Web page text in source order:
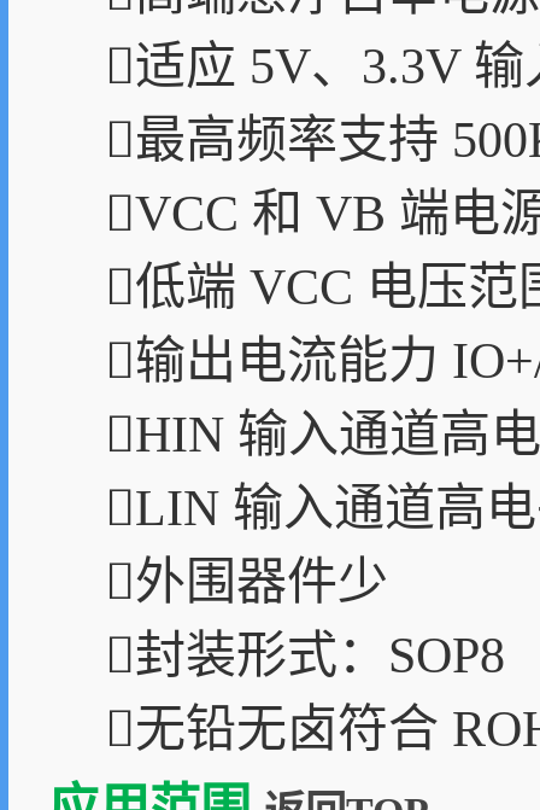
适应 5V、3.3V
最高频率支持
VCC 和 VB 端电
低端 VCC 电压范
输出电流能力
HIN 输入通道高
LIN 输入通道高
外围器件少
封装形式：SOP8
无铅无卤符合